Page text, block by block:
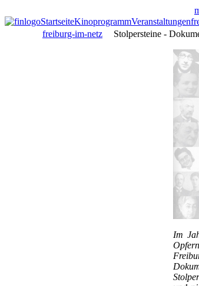
StartseiteKinoprogrammVeranstaltungen
freiburg-im-netz
Stolpersteine -
Im